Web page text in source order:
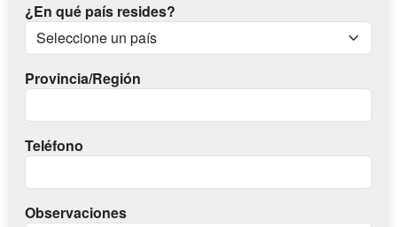
¿En qué país resides?
Provincia/Región
Teléfono
Observaciones